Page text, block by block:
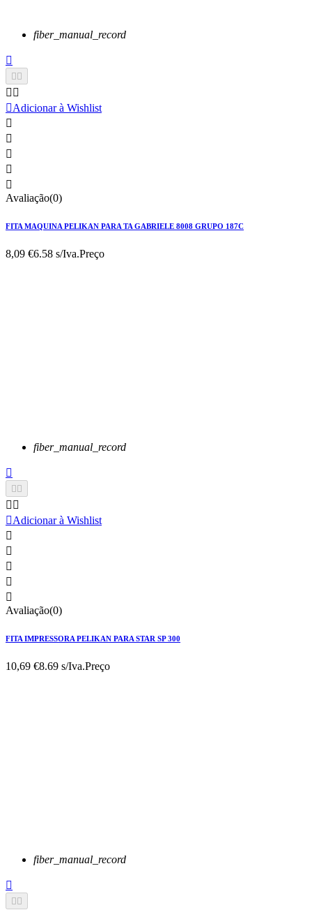
fiber_manual_record

 
 
Adicionar à Wishlist





Avaliação(0)
FITA MAQUINA PELIKAN PARA TA GABRIELE 8008 GRUPO 187C
8,09 €6.58 s/Iva.Preço
fiber_manual_record

 
 
Adicionar à Wishlist





Avaliação(0)
FITA IMPRESSORA PELIKAN PARA STAR SP 300
10,69 €8.69 s/Iva.Preço
fiber_manual_record

 